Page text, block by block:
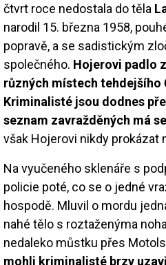
čtvrt roce nedostala do těla
narodil 15. března 1958,
popravě, a se sadistickým
společného. Hojerovi padlo
různých místech tehdejšího
Kriminalisté jsou dodnes
seznam zavražděných má
však Hojerovi nikdy prokázat
Na vyučeného sklenáře s
policie poté, co se o jedné
hospodě. Mluvil o mordu
nahé tělo s roztaženýma
nedaleko můstku přes
mohli kriminalisté brzy